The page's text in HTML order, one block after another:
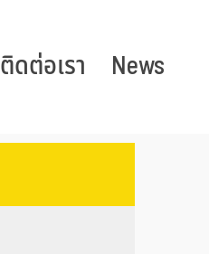
ติดต่อเรา News